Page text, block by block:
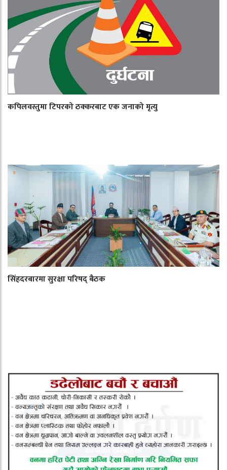
कपिलवस्तुमा टिपरको ठक्करबाट एक जनाको मृत्यु
सिंहदरबारमा सुरक्षा परिषद् बैठक